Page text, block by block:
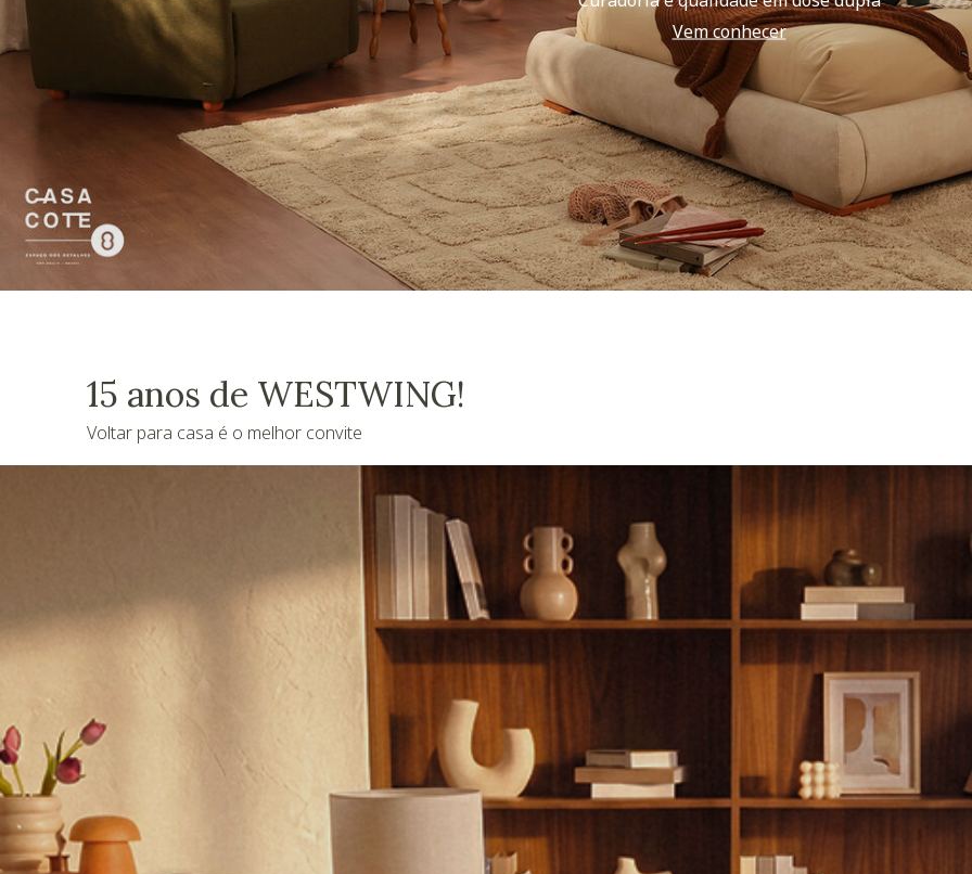
Vem conhecer
15 anos de WESTWING!
Voltar para casa é o melhor convite